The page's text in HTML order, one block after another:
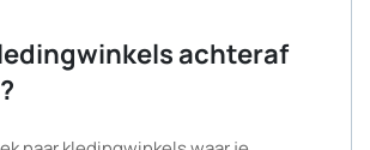
achteraf